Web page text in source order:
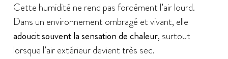
Cette humidité ne rend pas forcément l’air lourd.
Dans un environnement ombragé et vivant, elle
adoucit souvent la sensation de chaleur, surtout
lorsque l’air extérieur devient très sec.